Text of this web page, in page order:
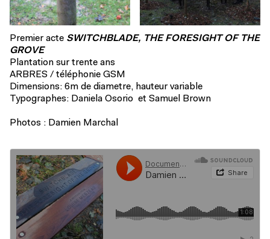
Premier acte SWITCHBLADE, THE FORESIGHT OF THE
GROVE
Plantation sur trente ans
ARBRES / téléphonie GSM
Dimensions: 6m de diametre, hauteur variable
Typographes: Daniela Osorio et Samuel Brown
Photos : Damien Marchal